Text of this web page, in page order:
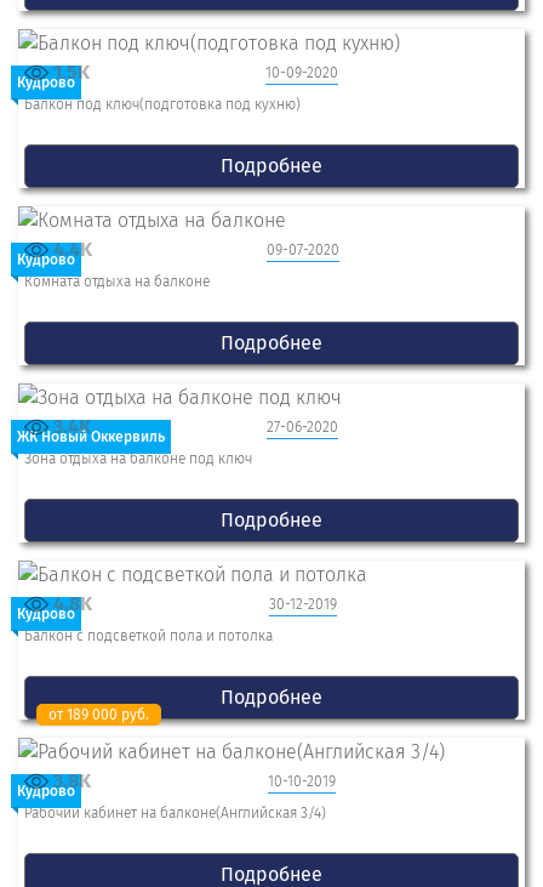
Кудрово
10-09-2020
1.5K
Балкон под ключ(подготовка под кухню)
Подробнее
Кудрово
09-07-2020
4.4K
Комната отдыха на балконе
Подробнее
ЖК Новый Оккервиль
27-06-2020
3.4K
Зона отдыха на балконе под ключ
Подробнее
Кудрово
30-12-2019
4.8K
Балкон с подсветкой пола и потолка
Подробнее
Кудрово
от 189 000 руб.
10-10-2019
3.8K
Рабочий кабинет на балконе(Английская 3/4)
Подробнее